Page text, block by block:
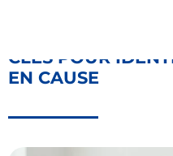
CLÉS POUR
EN CAUSE